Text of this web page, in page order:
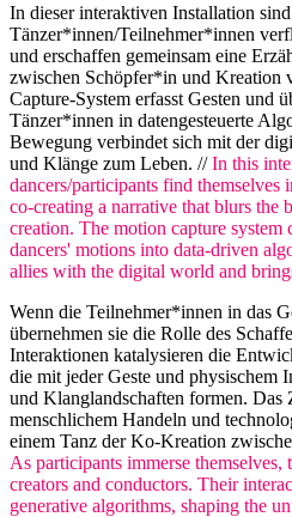
In dieser interaktiven Installation sind
Tänzer*innen/Teilnehmer*innen
und erschaffen gemeinsam eine
zwischen Schöpfer*in und Kreation
Capture-System erfasst Gesten und
Tänzer*innen in datengesteuerte
Bewegung verbindet sich mit der
und Klänge zum Leben. //In this
dancers/participants find
co-creating a narrative that blurs the
creation. The motion capture system
dancers' motions into data-driven
allies with the digital world and
Wenn die Teilnehmer*innen in das
übernehmen sie die Rolle des
Interaktionen katalysieren die
die mit jeder Geste und physischem
und Klanglandschaften formen. Das
menschlichem Handeln und
einem Tanz der Ko-Kreation
As participants immerse themselves,
creators and conductors. Their
generative algorithms, shaping the